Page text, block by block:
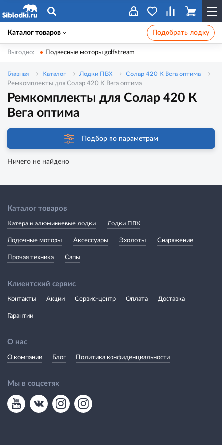
Каталог товаров Подобрать лодку
Выгодно: Подвесные моторы golfstream
Главная Каталог Лодки ПВХ
Солар 420 К Вега оптима
Ремкомплекты для Солар 420 К Вега оптима
Ремкомплекты для Солар 420 К
Вега оптима
Подбор по параметрам
Ничего не найдено
Каталог товаров
Катера и алюминиевые лодки Лодки ПВХ
Лодочные моторы Аксессуары Эхолоты Снаряжение
Прочая техника Сапы
Клиентский сервис
Контакты Акции Сервис-центр Оплата Доставка
Гарантии
О нас
О компании Блог Политика конфиденциальности
Мы в соцсетях